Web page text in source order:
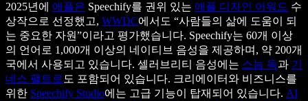
2025년에 애플은 Speechify를 권위 있는 애플 디자인 어워드 수
상작으로 선정했고, WWDC에서도 “사람들의 삶에 도움이 되
는 중요한 자원”이라고 평가했습니다. Speechify는 60개 이상
의 언어로 1,000개 이상의 네이티브 음성을 제공하며, 약 200개
국에서 사용되고 있습니다. 셀러브리티 음성에는 스눕 독과 기
네스 팰트로 도 포함되어 있습니다. 크리에이터와 비즈니스를
위한 Speechify Studio에는 고급 기능이 탑재되어 있습니다. AI